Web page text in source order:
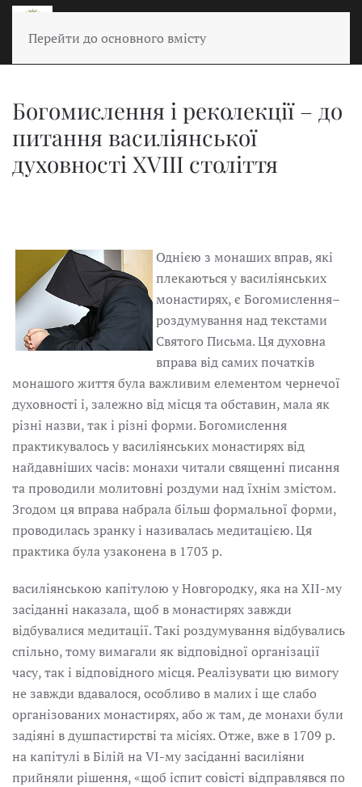
Перейти до основного вмісту
Богомислення і реколекції – до
питання василіянської
духовності XVIII століття
Однією з монаших вправ, які
плекаються у василіянських
монастирях, є Богомислення–
роздумування над текстами
Святого Письма. Ця духовна
вправа від самих початків
монашого життя була важливим елементом чернечої
духовності і, залежно від місця та обставин, мала як
різні назви, так і різні форми. Богомислення
практикувалось у василіянських монастирях від
найдавніших часів: монахи читали священні писання
та проводили молитовні роздуми над їхнім змістом.
Згодом ця вправа набрала більш формальної форми,
проводилась зранку і називалась медитацією. Ця
практика була узаконена в 1703 р.
василіянською капітулою у Новгородку, яка на ХІІ-му
засіданні наказала, щоб в монастирях завжди
відбувалися медитації. Такі роздумування відбувались
спільно, тому вимагали як відповідної організації
часу, так і відповідного місця. Реалізувати цю вимогу
не завжди вдавалося, особливо в малих і ще слабо
організованих монастирях, або ж там, де монахи були
задіяні в душпастирстві та місіях. Отже, вже в 1709 р.
на капітулі в Білій на VI-му засіданні василіяни
прийняли рішення, «щоб іспит совісті відправлявся по